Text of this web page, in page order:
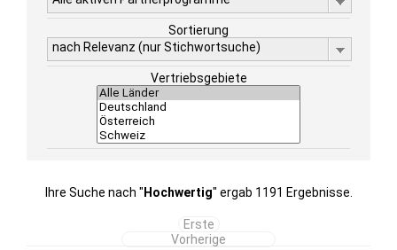
Sortierung
nach Relevanz (nur Stichwortsuche)
Vertriebsgebiete
Ihre Suche nach " Hochwertig" ergab 1191 Ergebnisse.
Erste
Vorherige